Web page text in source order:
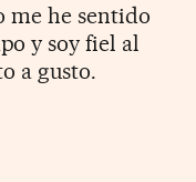
me he sentido
y soy fiel al
a gusto.